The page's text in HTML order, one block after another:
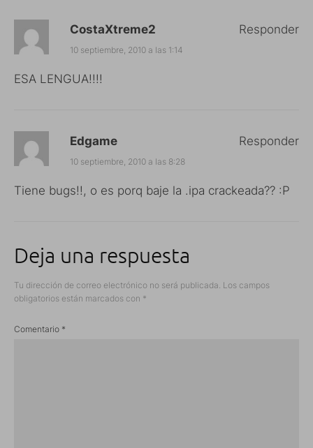
CostaXtreme2
10 septiembre, 2010 a las 1:14
ESA LENGUA!!!!
Responder
Edgame
10 septiembre, 2010 a las 8:28
Tiene bugs!!, o es porq baje la .ipa crackeada?? :P
Responder
Deja una respuesta
Tu dirección de correo electrónico no será publicada. Los campos
obligatorios están marcados con *
Comentario *